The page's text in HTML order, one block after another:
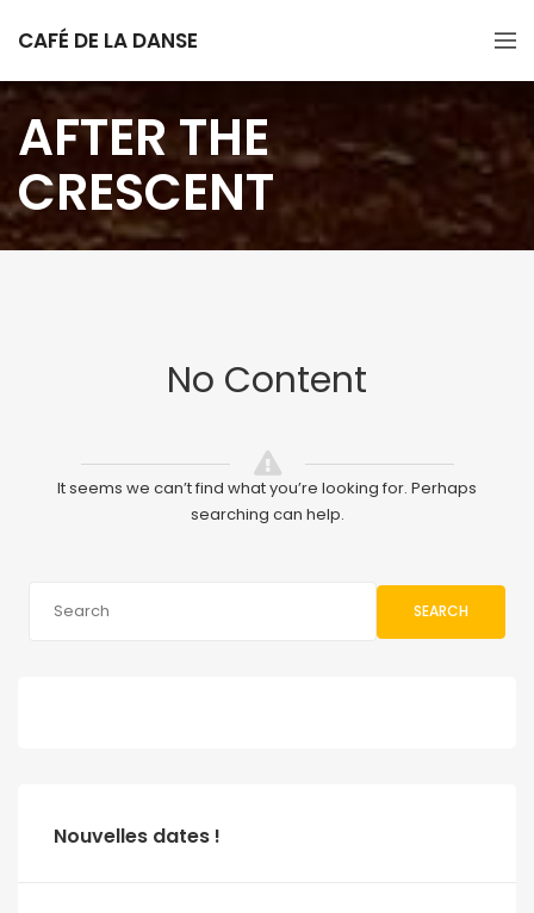
CAFÉ DE LA DANSE
AFTER THE
CRESCENT
No Content
It seems we can’t find what you’re looking for. Perhaps
searching can help.
SEARCH
Nouvelles dates !